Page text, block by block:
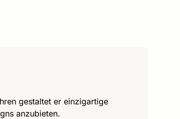
gestaltet er einzigartige
anzubieten.